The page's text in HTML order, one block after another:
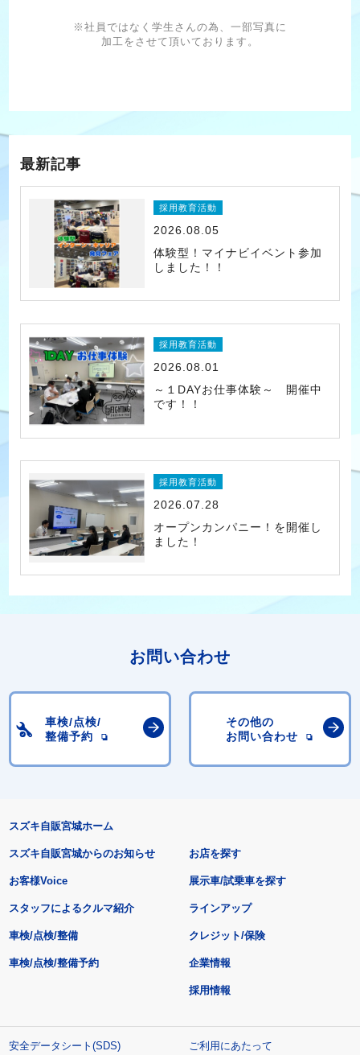
※社員ではなく学生さんの為、一部写真に
加工をさせて頂いております。
最新記事
採用教育活動
2026.08.05
体験型！マイナビイベント参加
しました！！
採用教育活動
2026.08.01
～１DAYお仕事体験～ 開催中
です！！
採用教育活動
2026.07.28
オープンカンパニー！を開催し
ました！
お問い合わせ
車検/点検/
整備予約
その他の
お問い合わせ
スズキ自販宮城ホーム
スズキ自販宮城からのお知らせ
お客様Voice
スタッフによるクルマ紹介
お店を探す
展示車/試乗車を探す
ラインアップ
車検/点検/整備 クレジット/保険
車検/点検/整備予約 企業情報
採用情報
安全データシート(SDS) ご利用にあたって